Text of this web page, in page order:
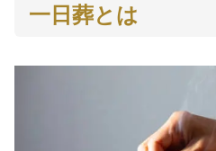
一日葬とは